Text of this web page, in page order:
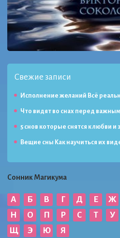
Свежие записи
Исполнение желаний Всё
Что видят во снах перед
5 снов которые снятся к любви и
Вещие сны Как научиться их
Сонник Магикума
А Б В Г Д Е Ж
Н
О П Р С Т У
Щ
Э Ю Я